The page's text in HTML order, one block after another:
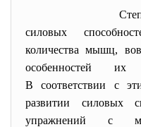
силовых
количества мышц,
особенностей их
В соответствии с
развитии силовых
упражнений с